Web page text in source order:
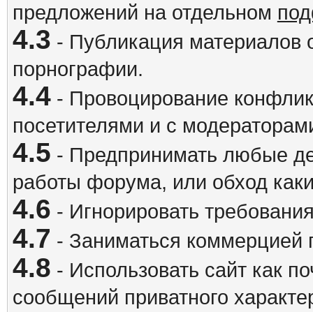
предложений на отдельном
4.3 - Публикация материалов
порнографии.
4.4- Провоцирование
посетителями и с
4.5 - Предпринимать любые
работы форума, или обход
4.6 - Игнорировать
4.7 - Заниматься коммерцией
4.8 - Использовать сайт как
сообщений приватного